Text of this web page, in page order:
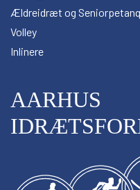
Ældreidræt og
Volley
Inlinere
AARHUS